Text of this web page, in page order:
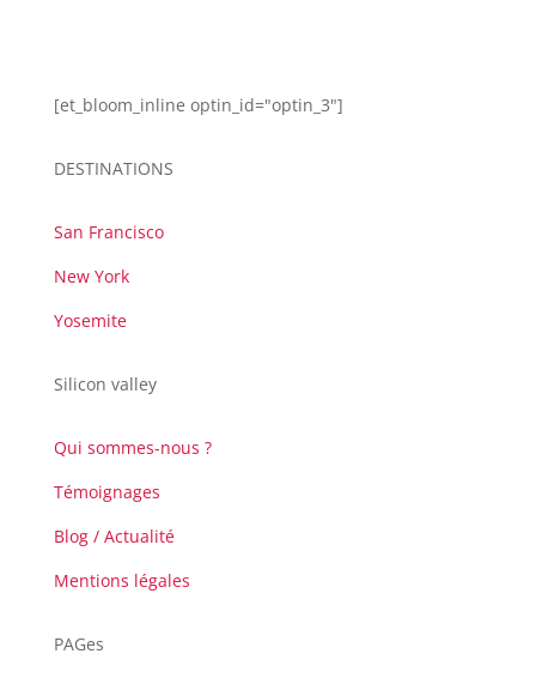
[et_bloom_inline optin_id="optin_3"]
DESTINATIONS
San Francisco
New York
Yosemite
Silicon valley
Qui sommes-nous ?
Témoignages
Blog / Actualité
Mentions légales
PAGes